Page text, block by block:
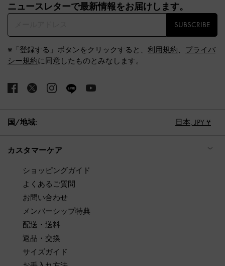
ニュースレターで最新情報をお届けします。​
SUBSCRIBE
※「登録する」ボタンをクリックすると、 利用規約、 プライバ
シー規約に同意したものとみなします。
国/地域: 日本, JPY ¥
カスタマーケア
ショッピングガイド
よくあるご質問
お問い合わせ
メンバーシップ特典
配送・送料
返品・交換
サイズガイド